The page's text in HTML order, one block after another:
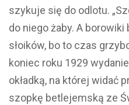
szykuje się do odlotu.
do niego żaby. A
słoików, bo to czas
koniec roku 1929
okładką, na której widać
szopkę betlejemską ze